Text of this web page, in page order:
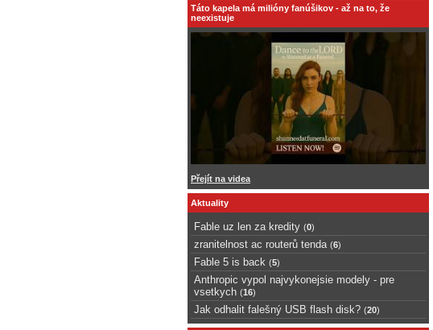
Táto kapela má milióny fanúšikov - až na to, že
neexistuje
Přejít na videa
Aktuality
Fable uz len za kredity (0)
zranitelnost ac routerů tenda (6)
Fable 5 is back (5)
Anthropic vypol najvykonejsie modely - pre
vsetkych (16)
Jak odhalit falešný USB flash disk? (20)